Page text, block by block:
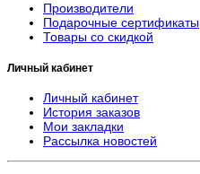
Производители
Подарочные сертификаты
Товары со скидкой
Личный кабинет
Личный кабинет
История заказов
Мои закладки
Рассылка новостей